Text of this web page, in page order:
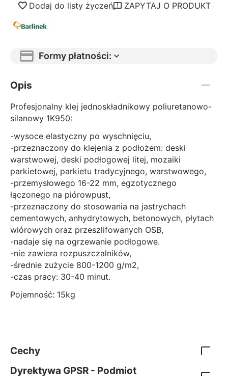
Dodaj do listy życzeń
ZAPYTAJ O PRODUKT
Formy płatności:
Opis
Profesjonalny klej jednoskładnikowy poliuretanowo-
silanowy 1K950:
-wysoce elastyczny po wyschnięciu,
-przeznaczony do klejenia z podłożem: deski
warstwowej, deski podłogowej litej, mozaiki
parkietowej, parkietu tradycyjnego, warstwowego,
-przemysłowego 16-22 mm, egzotycznego
łączonego na piórowpust,
-przeznaczony do stosowania na jastrychach
cementowych, anhydrytowych, betonowych, płytach
wiórowych oraz przeszlifowanych OSB,
-nadaje się na ogrzewanie podłogowe.
-nie zawiera rozpuszczalników,
-średnie zużycie 800-1200 g/m2,
-czas pracy: 30-40 minut.
Pojemność: 15kg
Cechy
Dyrektywa GPSR - Podmiot